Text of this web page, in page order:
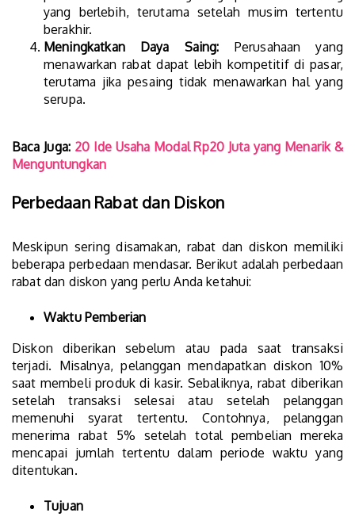
yang berlebih, terutama setelah musim tertentu
berakhir.
Meningkatkan Daya Saing: Perusahaan yang
menawarkan rabat dapat lebih kompetitif di pasar,
terutama jika pesaing tidak menawarkan hal yang
serupa.
Baca Juga: 20 Ide Usaha Modal Rp20 Juta yang Menarik &
Menguntungkan
Perbedaan Rabat dan Diskon
Meskipun sering disamakan, rabat dan diskon memiliki
beberapa perbedaan mendasar. Berikut adalah perbedaan
rabat dan diskon yang perlu Anda ketahui:
Waktu Pemberian
Diskon diberikan sebelum atau pada saat transaksi
terjadi. Misalnya, pelanggan mendapatkan diskon 10%
saat membeli produk di kasir. Sebaliknya, rabat diberikan
setelah transaksi selesai atau setelah pelanggan
memenuhi syarat tertentu. Contohnya, pelanggan
menerima rabat 5% setelah total pembelian mereka
mencapai jumlah tertentu dalam periode waktu yang
ditentukan.
Tujuan